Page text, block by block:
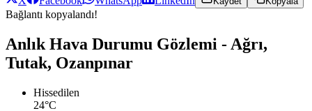
Bağlantı kopyalandı!
Anlık Hava Durumu Gözlemi - Ağrı,
Tutak, Ozanpınar
Hissedilen
24°C